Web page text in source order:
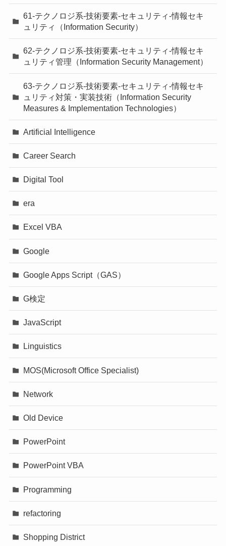
61-テクノロジ系-技術要素-セキュリティ-情報セキ
ュリティ（Information Security）
62-テクノロジ系-技術要素-セキュリティ-情報セキ
ュリティ管理（Information Security Management）
63-テクノロジ系-技術要素-セキュリティ-情報セキ
ュリティ対策・実装技術（Information Security
Measures & Implementation Technologies）
Artificial Intelligence
Career Search
Digital Tool
era
Excel VBA
Google
Google Apps Script（GAS）
G検定
JavaScript
Linguistics
MOS(Microsoft Office Specialist)
Network
Old Device
PowerPoint
PowerPoint VBA
Programming
refactoring
Shopping District